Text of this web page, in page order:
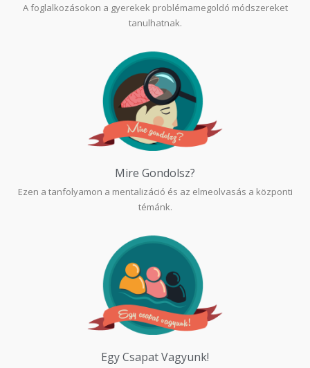
A foglalkozásokon a gyerekek problémamegoldó módszereket
tanulhatnak.
Mire Gondolsz?
Ezen a tanfolyamon a mentalizáció és az elmeolvasás a központi
témánk.
Egy Csapat Vagyunk!​